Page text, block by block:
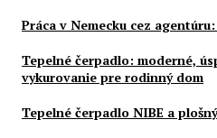
Práca v Nemecku cez
Tepelné čerpadlo: moderné,
vykurovanie pre rodinný dom
Tepelné čerpadlo NIBE a